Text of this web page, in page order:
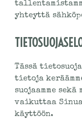
yhteyttä
Tässä
tietoja
suojaamme
vaikuttaa
käyttöön.